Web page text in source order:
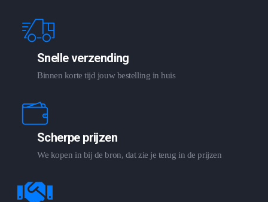
Snelle verzending
Binnen korte tijd jouw bestelling in huis
Scherpe prijzen
We kopen in bij de bron, dat zie je terug in de prijzen